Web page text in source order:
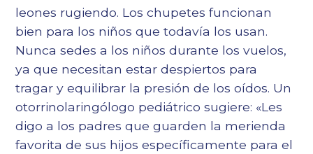
leones rugiendo. Los chupetes funcionan
bien para los niños que todavía los usan.
Nunca sedes a los niños durante los vuelos,
ya que necesitan estar despiertos para
tragar y equilibrar la presión de los oídos. Un
otorrinolaringólogo pediátrico sugiere: «Les
digo a los padres que guarden la merienda
favorita de sus hijos específicamente para el